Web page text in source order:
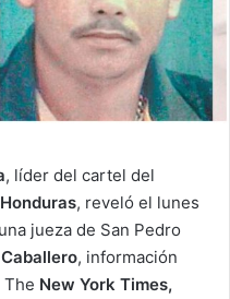
, líder del cartel del
, reveló el lunes
jueza de San Pedro
, información
New York Times,